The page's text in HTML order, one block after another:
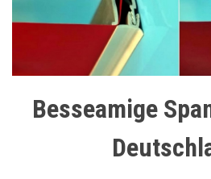
Besseamige